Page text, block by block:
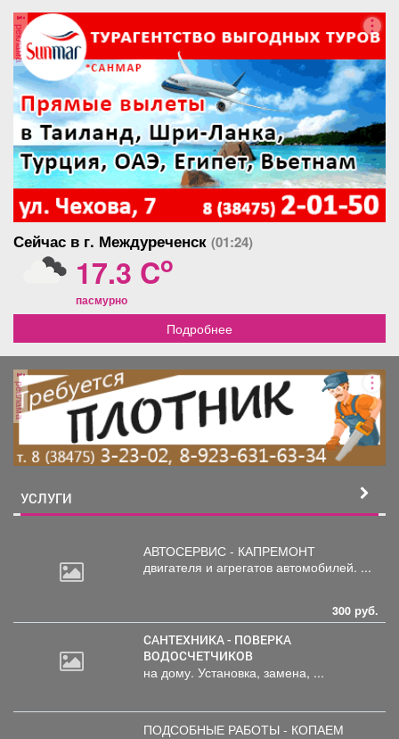
реклама
Сейчас в г. Междуреченск (01:24)
17.3 Co
пасмурно
Подробнее
реклама
УСЛУГИ
АВТОСЕРВИС - КАПРЕМОНТ
двигателя и агрегатов автомобилей. ...
300 руб.
САНТЕХНИКА - ПОВЕРКА
ВОДОСЧЕТЧИКОВ
на дому. Установка, замена, ...
ПОДСОБНЫЕ РАБОТЫ - КОПАЕМ